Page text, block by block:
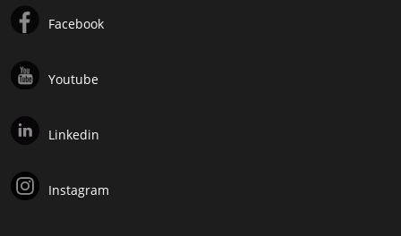
Facebook
Youtube
Linkedin
Instagram